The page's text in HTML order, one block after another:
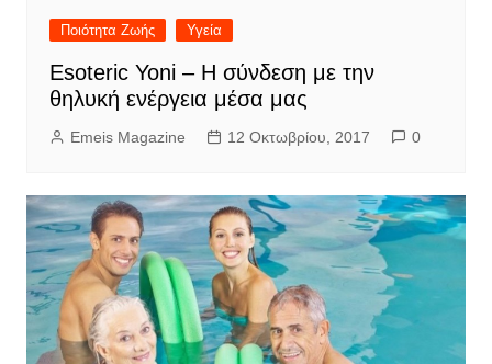
Ποιότητα Ζωής Υγεία
Esoteric Yoni – Η σύνδεση με την
θηλυκή ενέργεια μέσα μας
Emeis Magazine 12 Οκτωβρίου, 2017 0